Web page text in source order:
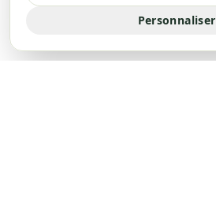
Personnaliser